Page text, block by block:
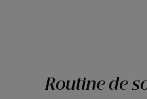
Routine de